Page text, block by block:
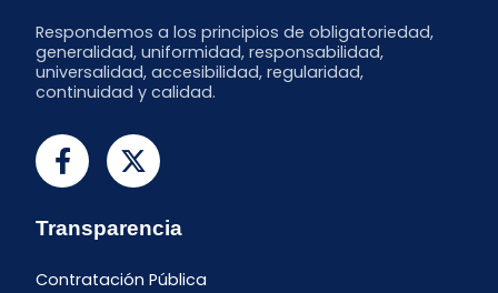
Respondemos a los principios de obligatoriedad,
generalidad, uniformidad, responsabilidad,
universalidad, accesibilidad, regularidad,
continuidad y calidad.
Transparencia
Contratación Pública